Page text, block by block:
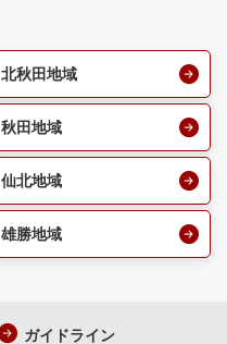
北秋田地域
秋田地域
仙北地域
雄勝地域
ガイドライン